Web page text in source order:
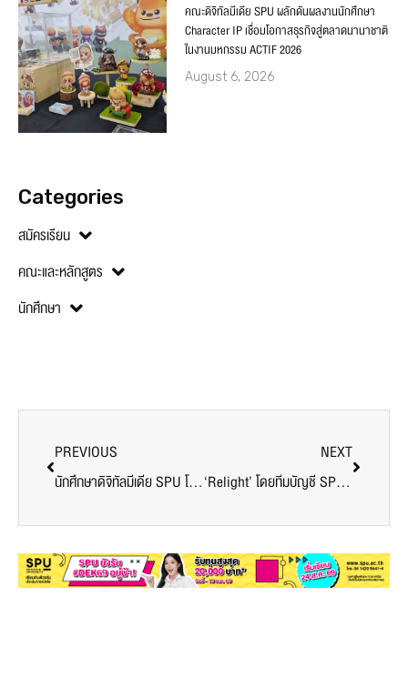
คณะดิจิทัลมีเดีย SPU ผลักดันผลงานนักศึกษา
Character IP เชื่อมโอกาสธุรกิจสู่ตลาดนานาชาติ
ในงานมหกรรม ACTIF 2026
August 6, 2026
Categories
สมัครเรียน
คณะและหลักสูตร
นักศึกษา
PREVIOUS
นักศึกษาดิจิทัลมีเดีย SPU โชว์ผลงานสร้างสรรค์ ผสานศิลปะและเทคโนโลยี ในงาน Mega Toys Thai Fest 2025
NEXT
‘Relight’ โดยทีมบัญชี SPU คว้ารางวัลสื่อสร้างสรรค์ เสริมพลังใจเยาวชนป้องกันยาเสพติดผ่าน AI